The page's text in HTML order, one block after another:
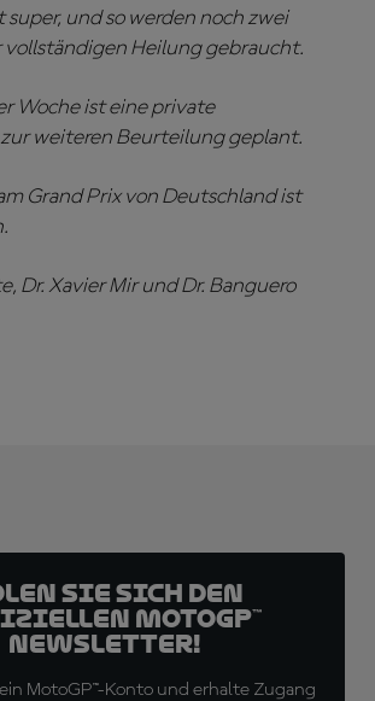
und so werden noch zwei
vollständigen Heilung gebraucht.
Woche ist eine private
weiteren Beurteilung geplant.
Grand Prix von Deutschland ist
Dr. Xavier Mir und Dr. Banguero
Sie sich den
MotoGP™
Newsletter!
MotoGP™-Konto und erhalte Zugang